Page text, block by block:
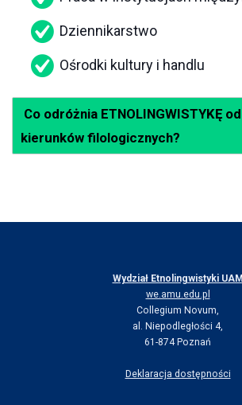
Dziennikarstwo
Ośrodki kultury i handlu
Co odróżnia ETNOLINGWISTYKĘ
kierunków filologicznych?
Wydział Etnolingwistyki UAM
we.amu.edu.pl
Collegium Novum,
al. Niepodległości 4,
61-874 Poznań
Deklaracja dostępności